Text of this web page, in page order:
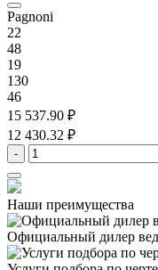
Pagnoni
22
48
19
130
46
15 537.90 ₽
12 430.32 ₽
-
Наши преимущества
Официальный дилер